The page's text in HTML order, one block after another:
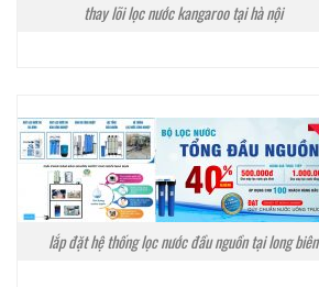
thay lõi lọc nước kangaroo tại hà nội
lắp đặt hệ thống lọc nước đầu nguồn tại long biên